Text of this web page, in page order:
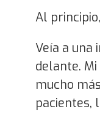
Al
Veía a una
delante.
mucho
pacientes,